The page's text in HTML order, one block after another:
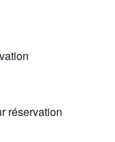
réservation